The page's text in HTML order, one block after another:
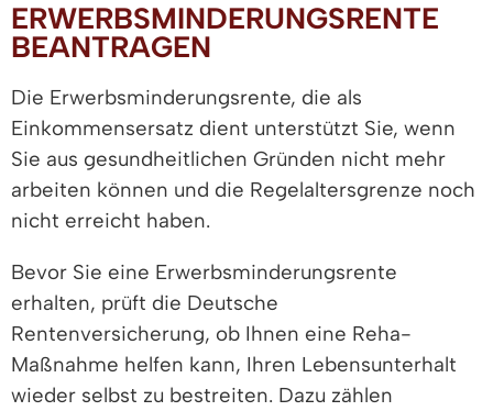
ERWERBSMINDERUNGSRENTE
BEANTRAGEN
Die Erwerbsminderungsrente, die als
Einkommensersatz dient unterstützt Sie, wenn
Sie aus gesundheitlichen Gründen nicht mehr
arbeiten können und die Regelaltersgrenze noch
nicht erreicht haben.
Bevor Sie eine Erwerbsminderungsrente
erhalten, prüft die Deutsche
Rentenversicherung, ob Ihnen eine Reha-
Maßnahme helfen kann, Ihren Lebensunterhalt
wieder selbst zu bestreiten. Dazu zählen